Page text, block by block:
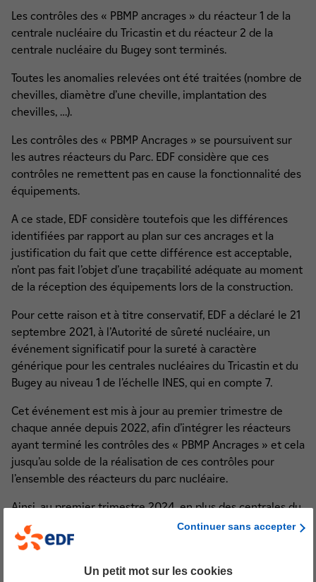
Les contrôles des « PBMP ancrages » du réacteur 1 de la
centrale nucléaire du Tricastin et du réacteur 2 de la
centrale nucléaire du Bugey sont terminés.
Toutes les anomalies relevées ont été traitées (nombre de
chevilles, diamètre d’une cheville, implantation des
chevilles, …).
Les contrôles des « PBMP Ancrages » se poursuivent sur
les autres réacteurs du Parc. EDF considère que ces
contrôles ne remettent pas en cause la fonctionnalité des
équipements.
A ce stade, EDF considère toutefois que les différences
identifiées par rapport au plan sur ces ancrages et la
justification du fait que cette différence est acceptable,
n’ont pas fait l’objet d’une traçabilité adéquate au moment
de la réception des équipements lors de la construction.
Pour cette raison et à titre conservatif, EDF a déclaré le 21
septembre 2021, à l’Autorité de sûreté nucléaire, un
événement significatif pour la sureté à caractère
générique pour les centrales nucléaires du Tricastin et du
Bugey au niveau 1 de l’échelle INES, qui en compte 7.
Cet événement est mis à jour au premier trimestre de
chaque année depuis 2022, afin d’intégrer les réacteurs
ayant terminé les contrôles des « PBMP Ancrages » et cela
jusqu’au solde de la réalisation de ces contrôles pour
l’ensemble des réacteurs du parc nucléaire.
Ainsi, au premier trimestre 2024, en plus des centrales du
Tricastin et du Bugey, les centrales de Gravelines,
Dampierre, Blayais, Chinon, Cruas, Belleville et Civaux sont
Continuer sans accepter
Un petit mot sur les cookies